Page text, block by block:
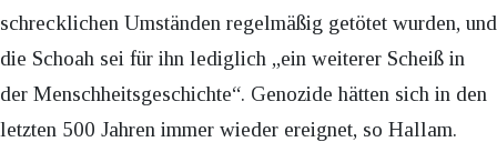
schrecklichen Umständen regelmäßig getötet wurden, und
die Schoah sei für ihn lediglich „ein weiterer Scheiß in
der Menschheitsgeschichte“. Genozide hätten sich in den
letzten 500 Jahren immer wieder ereignet, so Hallam.